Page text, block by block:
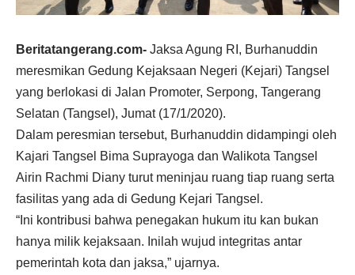
Beritatangerang.com- Jaksa Agung RI, Burhanuddin
meresmikan Gedung Kejaksaan Negeri (Kejari) Tangsel
yang berlokasi di Jalan Promoter, Serpong, Tangerang
Selatan (Tangsel), Jumat (17/1/2020).
Dalam peresmian tersebut, Burhanuddin didampingi oleh
Kajari Tangsel Bima Suprayoga dan Walikota Tangsel
Airin Rachmi Diany turut meninjau ruang tiap ruang serta
fasilitas yang ada di Gedung Kejari Tangsel.
“Ini kontribusi bahwa penegakan hukum itu kan bukan
hanya milik kejaksaan. Inilah wujud integritas antar
pemerintah kota dan jaksa,” ujarnya.